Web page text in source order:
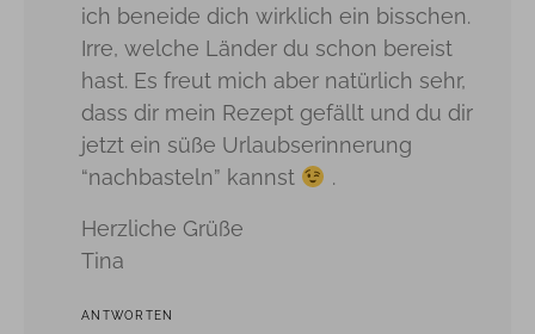
ich beneide dich wirklich ein bisschen.
Irre, welche Länder du schon bereist
hast. Es freut mich aber natürlich sehr,
dass dir mein Rezept gefällt und du dir
jetzt ein süße Urlaubserinnerung
“nachbasteln” kannst
.
Herzliche Grüße
Tina
ANTWORTEN